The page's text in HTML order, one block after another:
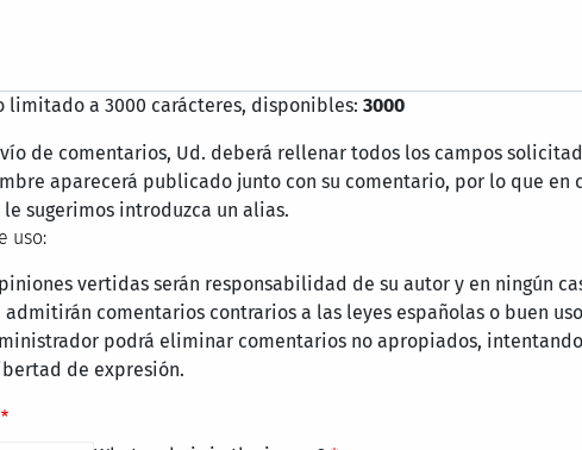
limitado a 3000 carácteres, disponibles: 3000
de comentarios, Ud. deberá rellenar todos los campos
aparecerá publicado junto con su comentario, por lo que en
sugerimos introduzca un alias.
uso:
vertidas serán responsabilidad de su autor y en ningún
admitirán comentarios contrarios a las leyes españolas o buen
podrá eliminar comentarios no apropiados,
de expresión.